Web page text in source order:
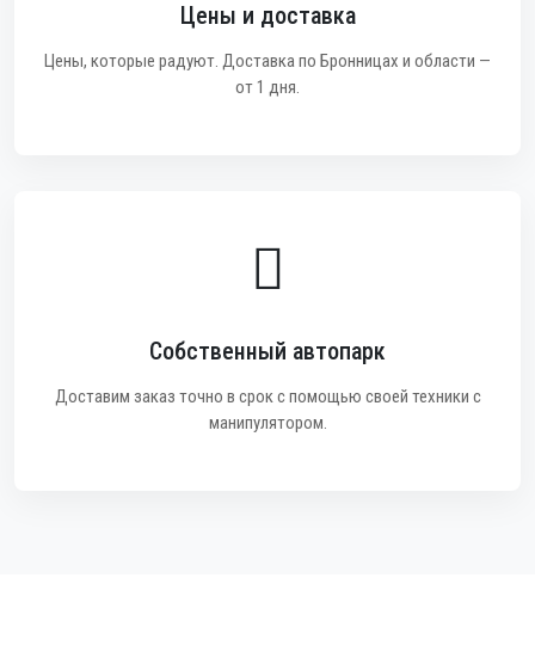
Цены и доставка
Цены, которые радуют. Доставка по Бронницах и области —
от 1 дня.
Собственный автопарк
Доставим заказ точно в срок с помощью своей техники с
манипулятором.